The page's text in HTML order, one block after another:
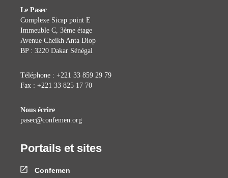
Le Pasec
Complexe Sicap point E
Immeuble C, 3ème étage
Avenue Cheikh Anta Diop
BP : 3220 Dakar Sénégal
Téléphone : +221 33 859 29 79
Fax : +221 33 825 17 70
Nous écrire
pasec@confemen.org
Portails et sites
Confemen